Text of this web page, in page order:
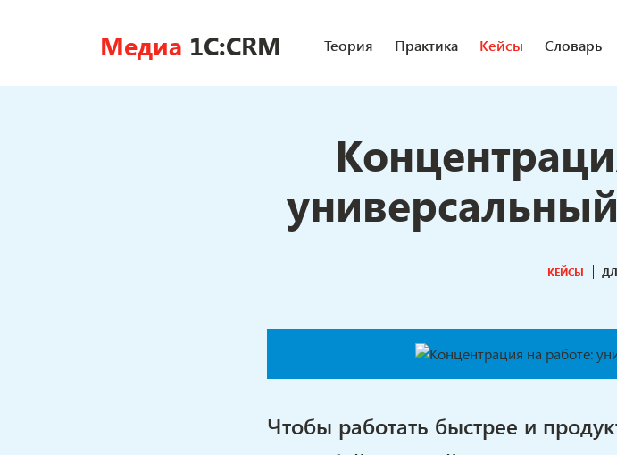
Медиа 1C:CRM Теория Практика Кейсы Словарь
КЕЙСЫ
Чтобы работать быстрее и